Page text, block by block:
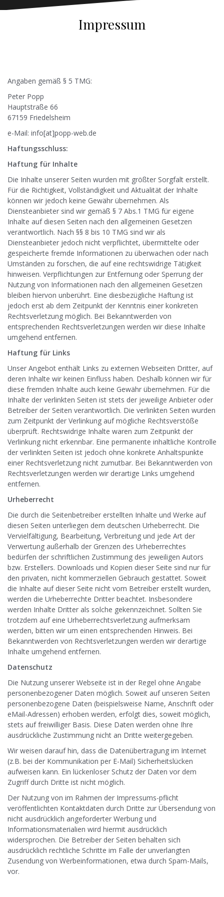
Impressum
Angaben gemäß § 5 TMG:
Peter Popp
Hauptstraße 66
67159 Friedelsheim
e-Mail: info[at]popp-web.de
Haftungsschluss:
Haftung für Inhalte
Die Inhalte unserer Seiten wurden mit größter Sorgfalt erstellt.
Für die Richtigkeit, Vollständigkeit und Aktualität der Inhalte
können wir jedoch keine Gewähr übernehmen. Als
Diensteanbieter sind wir gemäß § 7 Abs.1 TMG für eigene
Inhalte auf diesen Seiten nach den allgemeinen Gesetzen
verantwortlich. Nach §§ 8 bis 10 TMG sind wir als
Diensteanbieter jedoch nicht verpflichtet, übermittelte oder
gespeicherte fremde Informationen zu überwachen oder nach
Umständen zu forschen, die auf eine rechtswidrige Tätigkeit
hinweisen. Verpflichtungen zur Entfernung oder Sperrung der
Nutzung von Informationen nach den allgemeinen Gesetzen
bleiben hiervon unberührt. Eine diesbezügliche Haftung ist
jedoch erst ab dem Zeitpunkt der Kenntnis einer konkreten
Rechtsverletzung möglich. Bei Bekanntwerden von
entsprechenden Rechtsverletzungen werden wir diese Inhalte
umgehend entfernen.
Haftung für Links
Unser Angebot enthält Links zu externen Webseiten Dritter, auf
deren Inhalte wir keinen Einfluss haben. Deshalb können wir für
diese fremden Inhalte auch keine Gewähr übernehmen. Für die
Inhalte der verlinkten Seiten ist stets der jeweilige Anbieter oder
Betreiber der Seiten verantwortlich. Die verlinkten Seiten wurden
zum Zeitpunkt der Verlinkung auf mögliche Rechtsverstöße
überprüft. Rechtswidrige Inhalte waren zum Zeitpunkt der
Verlinkung nicht erkennbar. Eine permanente inhaltliche Kontrolle
der verlinkten Seiten ist jedoch ohne konkrete Anhaltspunkte
einer Rechtsverletzung nicht zumutbar. Bei Bekanntwerden von
Rechtsverletzungen werden wir derartige Links umgehend
entfernen.
Urheberrecht
Die durch die Seitenbetreiber erstellten Inhalte und Werke auf
diesen Seiten unterliegen dem deutschen Urheberrecht. Die
Vervielfältigung, Bearbeitung, Verbreitung und jede Art der
Verwertung außerhalb der Grenzen des Urheberrechtes
bedürfen der schriftlichen Zustimmung des jeweiligen Autors
bzw. Erstellers. Downloads und Kopien dieser Seite sind nur für
den privaten, nicht kommerziellen Gebrauch gestattet. Soweit
die Inhalte auf dieser Seite nicht vom Betreiber erstellt wurden,
werden die Urheberrechte Dritter beachtet. Insbesondere
werden Inhalte Dritter als solche gekennzeichnet. Sollten Sie
trotzdem auf eine Urheberrechtsverletzung aufmerksam
werden, bitten wir um einen entsprechenden Hinweis. Bei
Bekanntwerden von Rechtsverletzungen werden wir derartige
Inhalte umgehend entfernen.
Datenschutz
Die Nutzung unserer Webseite ist in der Regel ohne Angabe
personenbezogener Daten möglich. Soweit auf unseren Seiten
personenbezogene Daten (beispielsweise Name, Anschrift oder
eMail-Adressen) erhoben werden, erfolgt dies, soweit möglich,
stets auf freiwilliger Basis. Diese Daten werden ohne Ihre
ausdrückliche Zustimmung nicht an Dritte weitergegeben.
Wir weisen darauf hin, dass die Datenübertragung im Internet
(z.B. bei der Kommunikation per E-Mail) Sicherheitslücken
aufweisen kann. Ein lückenloser Schutz der Daten vor dem
Zugriff durch Dritte ist nicht möglich.
Der Nutzung von im Rahmen der Impressums-pflicht
veröffentlichten Kontaktdaten durch Dritte zur Übersendung von
nicht ausdrücklich angeforderter Werbung und
Informationsmaterialien wird hiermit ausdrücklich
widersprochen. Die Betreiber der Seiten behalten sich
ausdrücklich rechtliche Schritte im Falle der unverlangten
Zusendung von Werbeinformationen, etwa durch Spam-Mails,
vor.